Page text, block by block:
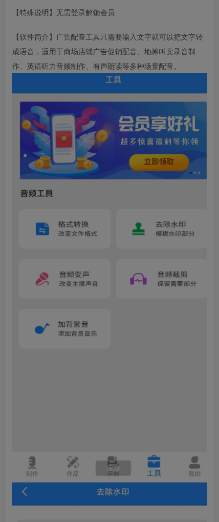
【特殊说明】无需登录解锁会员
【软件简介】广告配音工具只需要输入文字就可以把文字转
成语音，适用于商场店铺广告促销配音、地摊叫卖录音制
作、英语听力音频制作、有声朗读等多种场景配音。